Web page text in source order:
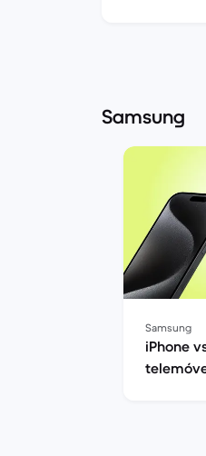
Samsung
Samsung
iPhone